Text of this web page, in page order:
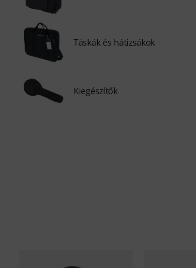
Táskák és hátizsákok
Kiegészítők